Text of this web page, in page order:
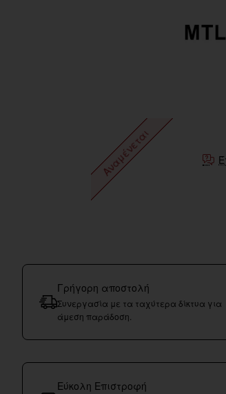
Αναμένεται
Γρήγορη αποστολή
Συνεργασία με τα ταχύτερα δίκτυα για
άμεση παράδοση.
Εύκολη Επιστροφή